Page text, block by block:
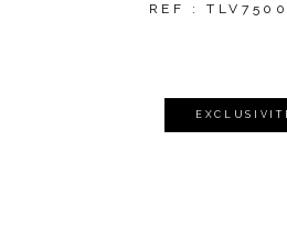
REF :